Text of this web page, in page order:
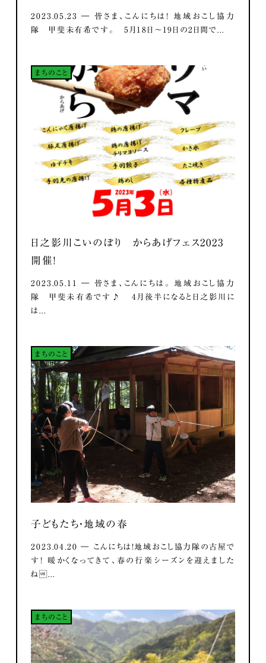
2023.05.23 ― 皆さま、こんにちは！ 地域おこし協力
隊 甲斐未有希です。 5月18日～19日の2日間で...
まちのこと
日之影川こいのぼり からあげフェス2023
開催！
2023.05.11 ― 皆さま、こんにちは。 地域おこし協力
隊 甲斐未有希です♪ 4月後半になると日之影川に
は...
まちのこと
子どもたち・地域の春
2023.04.20 ― こんにちは！地域おこし協力隊の古屋で
す！ 暖かくなってきて、春の行楽シーズンを迎えました
ね...
まちのこと